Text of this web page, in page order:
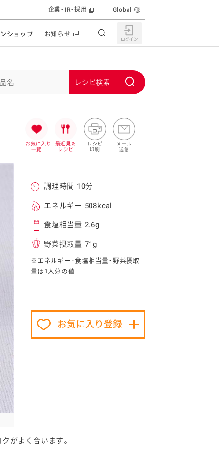
すすめの特設サイト
ーピー マヨネーズキッチン
もうれしい。サラダストック
ちで作るポテトサラダ
ちでミールストック
なの食と健康応援
の他の商品サイト
キャンペーン・イベント
イベント協賛
ショップ お知らせ
企業・IR・採用
食育活動
株主・投資家の皆様へ
Global
m
i
お気に入り
一覧
最近見た
レシピ
レシピ
印刷
メール
送信
がよく合います。
調理時間 10分
エネルギー 508kcal
食塩相当量 2.6g
野菜摂取量 71g
※エネルギー・食塩相当量・野菜摂取
量は1人分の値
お気に入り登録